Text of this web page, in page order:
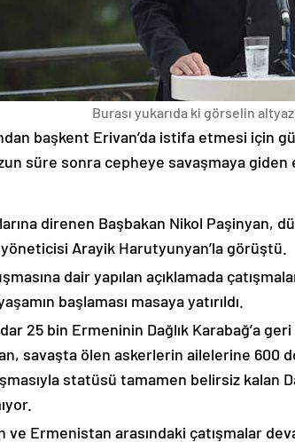
Burası yukarıda ki görselin
başkent Erivan’da istifa etmesi için
süre sonra cepheye savaşmaya
direnen Başbakan Nikol Paşinyan,
yöneticisi Arayik Harutyunyan’la görüştü.
dair yapılan açıklamada
başlaması masaya yatırıldı.
25 bin Ermeninin Dağlık Karabağ’a
savaşta ölen askerlerin ailelerine 600
statüsü tamamen belirsiz kalan
ve Ermenistan arasındaki çatışmalar